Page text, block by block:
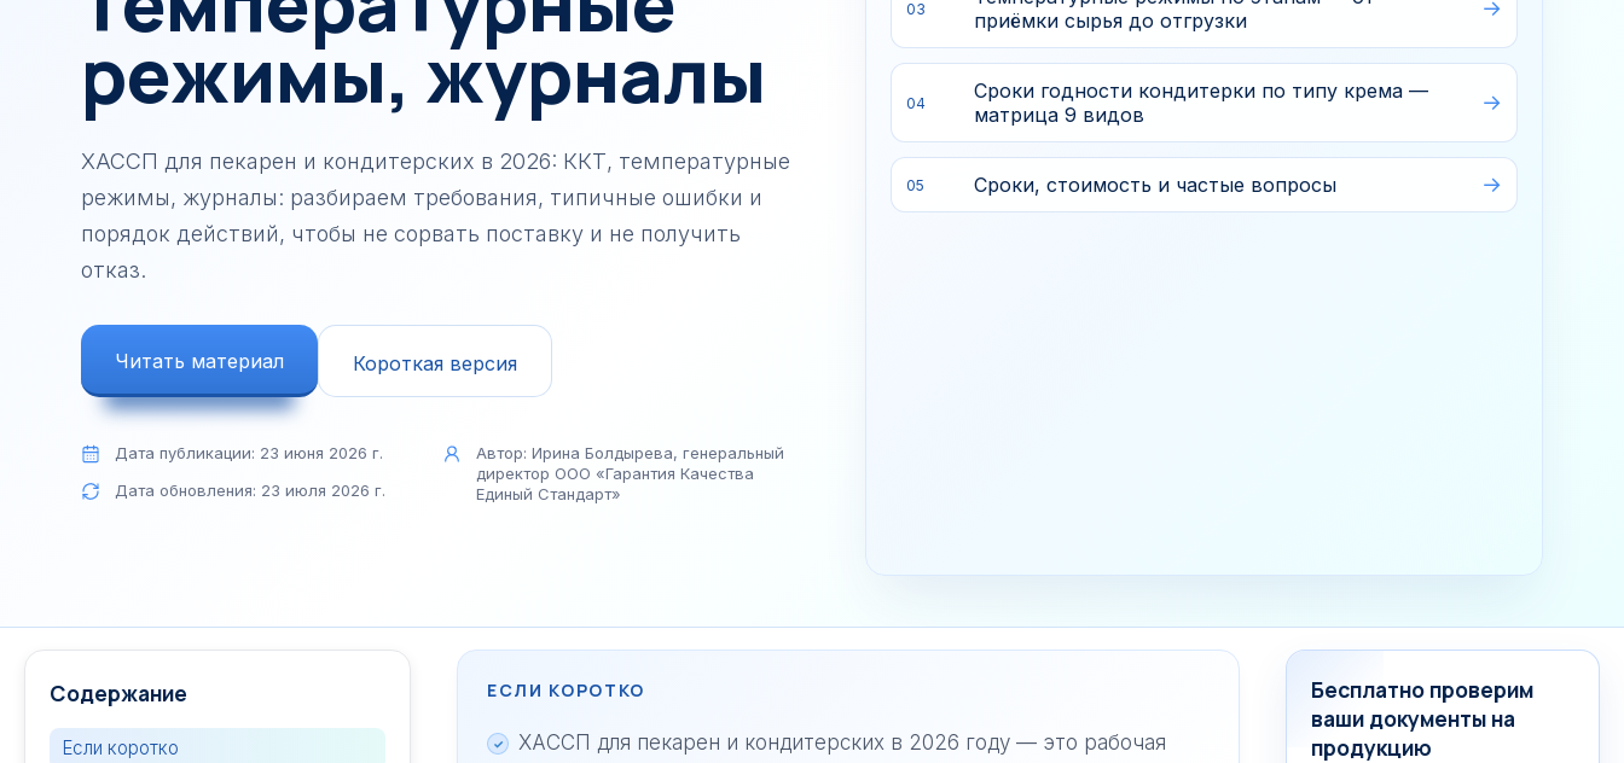
реабилитационных центров
Сертификат на доступность
сайта
режимы, журналы
ХАССП для пекарен и кондитерских в 2026: ККТ, температурные
режимы, журналы: разбираем требования, типичные ошибки и
порядок действий, чтобы не сорвать поставку и не получить
отказ.
Читать материал Короткая версия
Дата публикации: 23 июня 2026 г.
Дата обновления: 23 июля 2026 г.
Автор: Ирина Болдырева, генеральный
директор ООО «Гарантия Качества
Единый Стандарт»
03
приёмки сырья до отгрузки
04
Сроки годности кондитерки по типу крема —
матрица 9 видов
05 Сроки, стоимость и частые вопросы
Содержание
Если коротко
ЕСЛИ КОРОТКО
ХАССП для пекарен и кондитерских в 2026 году — это рабочая
Бесплатно проверим
ваши документы на
продукцию